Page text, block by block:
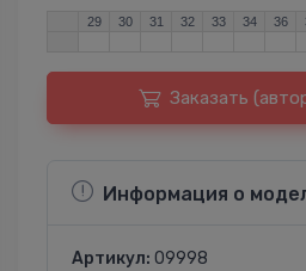
29 30 31 32 33 34 36
Заказать
Информация о
Артикул: 09998